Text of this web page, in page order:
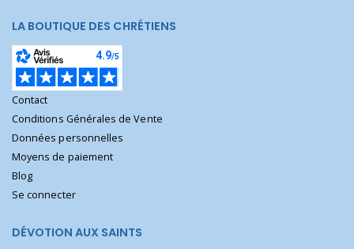
LA BOUTIQUE DES CHRÉTIENS
Contact
Conditions Générales de Vente
Données personnelles
Moyens de paiement
Blog
Se connecter
DÉVOTION AUX SAINTS